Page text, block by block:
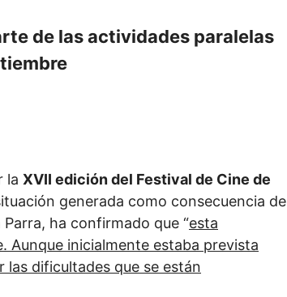
de las actividades paralelas
la XVII edición del Festival de Cine de
generada como consecuencia de
ha confirmado que “esta
Aunque inicialmente estaba prevista
las dificultades que se están